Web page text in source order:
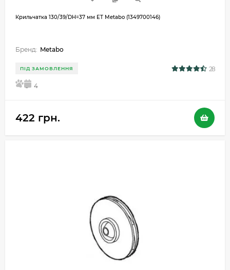
Крильчатка 130/39/DH=37 мм ET Metabo (1349700146)
Бренд: Metabo
ПІД ЗАМОВЛЕННЯ 28
5 4
422 грн.